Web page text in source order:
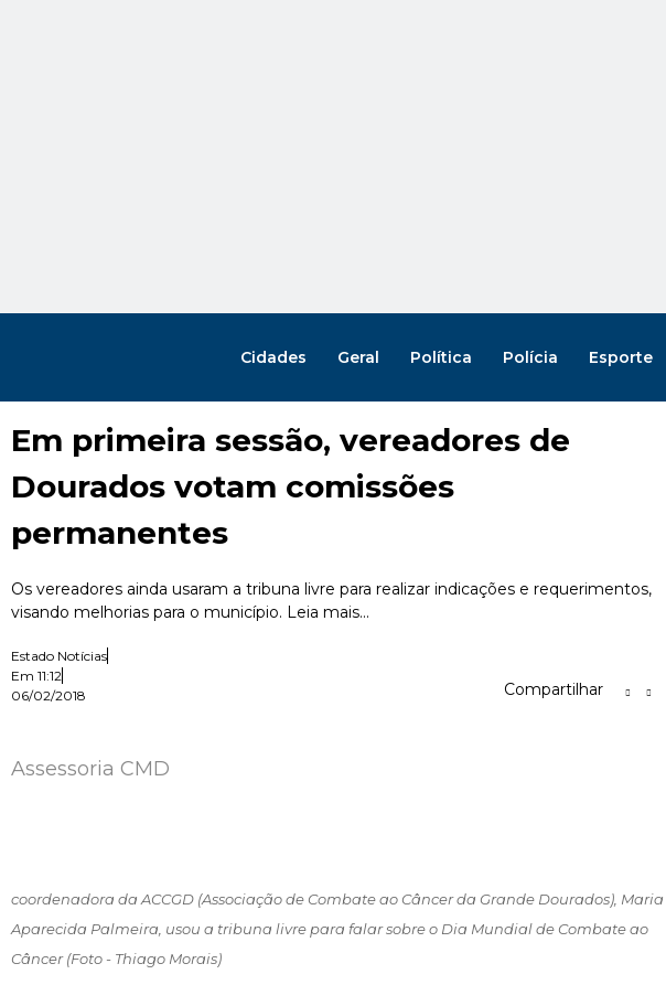
Cidades Geral Política Polícia Esporte
Em primeira sessão, vereadores de
Dourados votam comissões
permanentes
Os vereadores ainda usaram a tribuna livre para realizar indicações e requerimentos,
visando melhorias para o município. Leia mais...
Estado Notícias
Em 11:12
06/02/2018
Compartilhar
Assessoria CMD
coordenadora da ACCGD (Associação de Combate ao Câncer da Grande Dourados), Maria
Aparecida Palmeira, usou a tribuna livre para falar sobre o Dia Mundial de Combate ao
Câncer (Foto - Thiago Morais)